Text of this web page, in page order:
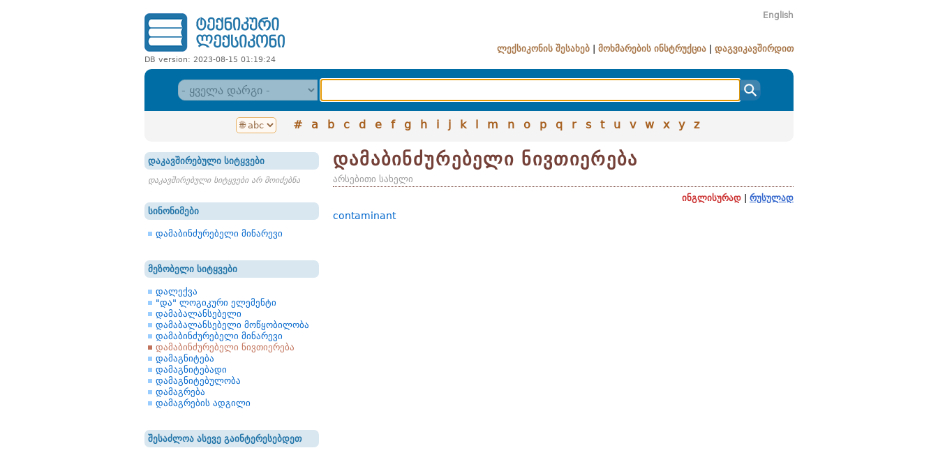
DB version: 2023-08-15 01:19:24
English
ლექსიკონის შესახებ მოხმარების ინსტრუქცია დაგვიკავშირდით
# a b c d e f g h i j k l m n o p q r s t u v w x y z
დაკავშირებული სიტყვები
დაკავშირებული სიტყვები არ მოიძებნა
სინონიმები
დამაბინძურებელი მინარევი
მეზობელი სიტყვები
დალექვა
"და" ლოგიკური ელემენტი
დამაბალანსებელი
დამაბალანსებელი მოწყობილობა
დამაბინძურებელი მინარევი
დამაბინძურებელი ნივთიერება
დამაგნიტება
დამაგნიტებადი
დამაგნიტებულობა
დამაგრება
დამაგრების ადგილი
შესაძლოა ასევე გაინტერესებდეთ
დამაბინძურებელი ნივთიერება
არსებითი სახელი
ინგლისურად
რუსულად
contaminant